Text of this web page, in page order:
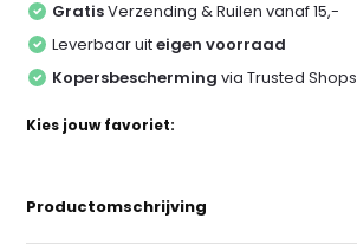
GratisVerzending & Ruilen vanaf 15,-
Leverbaar uiteigen voorraad
Kopersbescherming via Trusted Shops
Kies jouw favoriet:
Productomschrijving